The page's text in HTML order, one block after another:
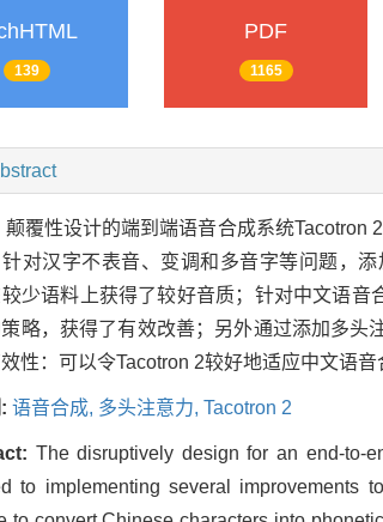
139
PDF
1165
颠覆性设计的端到端语音合成系统Tacotron
对汉字不表音、变调和多音字等问题，
少语料上获得了较好音质；针对中文语
略，获得了有效改善；另外通过添加多头
性：可以令Tacotron 2较好地适应中文语音
语音合成, 多头注意力, Tacotron 2
The disruptively design for an end-to-
to implementing several improvements